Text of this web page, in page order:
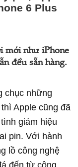
6 Plus
mới như iPhone
đều sẵn hàng.
chục những
Apple cũng đã
giảm hiệu
pin. Với hành
lồ công nghệ
đến từ cộng